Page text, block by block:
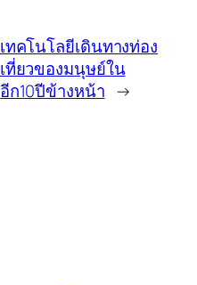
เทคโนโลยีเดินทางท่อง
เที่ยวของมนุษย์ใน
อีก10ปีข้างหน้า →